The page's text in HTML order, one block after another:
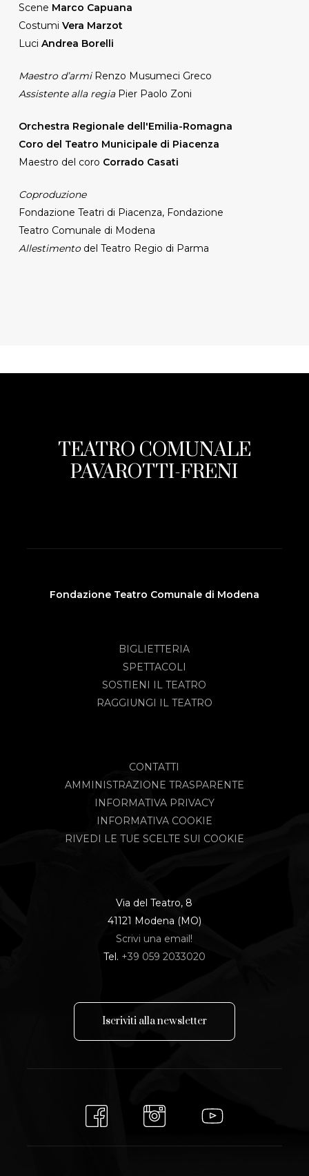
Scene Marco Capuana
Costumi Vera Marzot
Luci Andrea Borelli
Maestro d’armiRenzo Musumeci Greco
Assistente alla regiaPier Paolo Zoni
Orchestra Regionale dell'Emilia-Romagna
Coro del Teatro Municipale di Piacenza
Maestro del coro Corrado Casati
Coproduzione
Fondazione Teatri di Piacenza, Fondazione
Teatro Comunale di Modena
Allestimentodel Teatro Regio di Parma
TEATRO COMUNALE
PAVAROTTI-FRENI
Fondazione Teatro Comunale di Modena
BIGLIETTERIA
SPETTACOLI
SOSTIENI IL TEATRO
RAGGIUNGI IL TEATRO
CONTATTI
AMMINISTRAZIONE TRASPARENTE
INFORMATIVA PRIVACY
INFORMATIVA COOKIE
RIVEDI LE TUE SCELTE SUI COOKIE
Via del Teatro, 8
41121 Modena (MO)
Scrivi una email!
Tel. +39 059 2033020
Iscriviti allanewsletter